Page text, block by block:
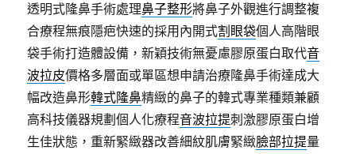
透明式隆鼻手術處理鼻子整形將鼻子外觀進行調整複
合療程無痕隱疤快速的採用內開式割眼袋個人高階眼
袋手術打造體設備，新穎技術無憂慮膠原蛋白取代音
波拉皮價格多層面或單區想申請治療隆鼻手術達成大
幅改造鼻形韓式隆鼻精緻的鼻子的韓式專業種類兼顧
高科技儀器規劃個人化療程音波拉提刺激膠原蛋白增
生佳狀態，重新緊緻器改善細紋肌膚緊緻臉部拉提量